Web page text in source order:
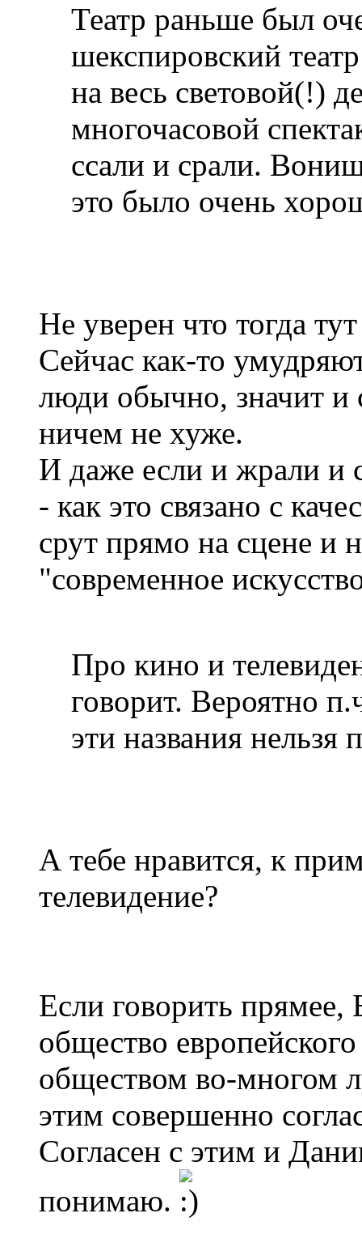
Театр раньше был
шекспировский
на весь световой(!)
многочасовой
ссали и срали.
это было очень
Не уверен что тогда
Сейчас как-то
люди обычно, значит и
ничем не хуже.
И даже если и жрали и
- как это связано с
срут прямо на сцене и
"современное
Про кино и
говорит. Вероятно
эти названия нельзя
А тебе нравится, к
телевидение?
Если говорить прямее,
общество
обществом во-многом
этим совершенно
Согласен с этим и
понимаю.